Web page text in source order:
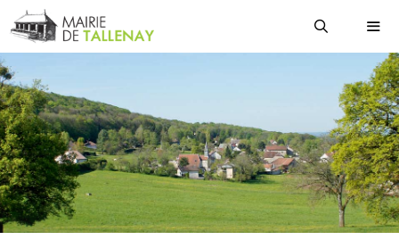
Aller
au
contenu